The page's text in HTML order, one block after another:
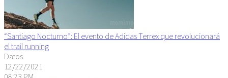
“Santiago Nocturno”: El evento de Adidas Terrex que revolucionará
el trail running
Datos
12/22/2021